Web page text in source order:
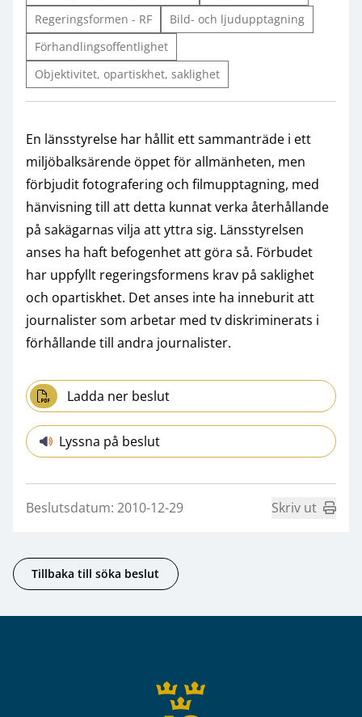
Regeringsformen - RF
Bild- och ljudupptagning
Förhandlingsoffentlighet
Objektivitet, opartiskhet, saklighet
En länsstyrelse har hållit ett sammanträde i ett
miljöbalksärende öppet för allmänheten, men
förbjudit fotografering och filmupptagning, med
hänvisning till att detta kunnat verka återhållande
på sakägarnas vilja att yttra sig. Länsstyrelsen
anses ha haft befogenhet att göra så. Förbudet
har uppfyllt regeringsformens krav på saklighet
och opartiskhet. Det anses inte ha inneburit att
journalister som arbetar med tv diskriminerats i
förhållande till andra journalister.
Ladda ner beslut
Lyssna på beslut
Beslutsdatum: 2010-12-29 Skriv ut
Tillbaka till söka beslut